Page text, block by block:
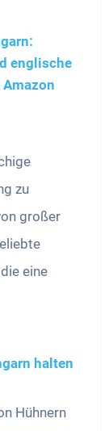
englische
zu
großer
eine
halten
Hühnern